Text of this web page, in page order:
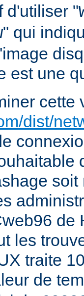
d'utiliser "
" qui
est une
dist/
de
les
traite
de